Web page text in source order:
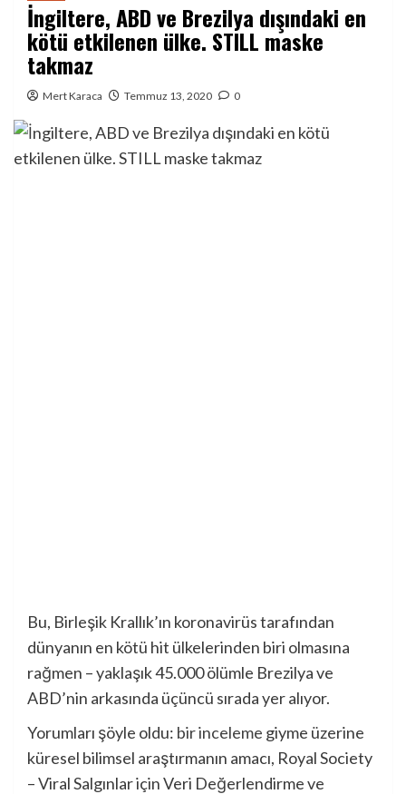
İngiltere, ABD ve Brezilya dışındaki en
kötü etkilenen ülke. STILL maske
takmaz
Mert Karaca Temmuz 13, 2020 0
Bu, Birleşik Krallık’ın koronavirüs tarafından
dünyanın en kötü hit ülkelerinden biri olmasına
rağmen – yaklaşık 45.000 ölümle Brezilya ve
ABD’nin arkasında üçüncü sırada yer alıyor.
Yorumları şöyle oldu: bir inceleme giyme üzerine
küresel bilimsel araştırmanın amacı, Royal Society
– Viral Salgınlar için Veri Değerlendirme ve